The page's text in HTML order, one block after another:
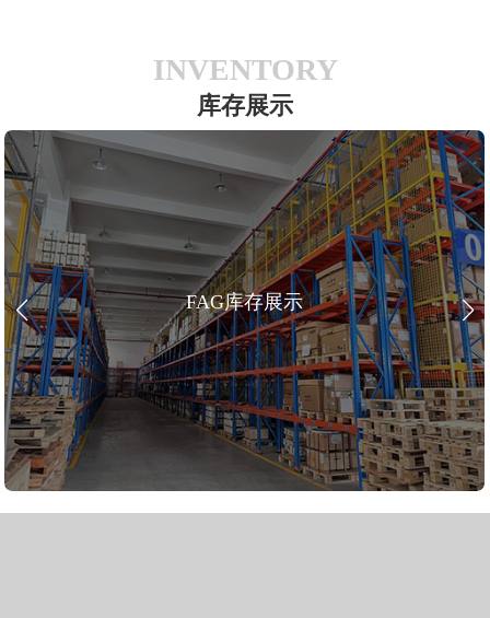
INVENTORY
库存展示
FAG库存展示